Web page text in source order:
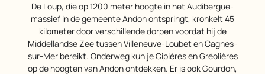
De Loup, die op 1200 meter hoogte in het Audibergue-
massief in de gemeente Andon ontspringt, kronkelt 45
kilometer door verschillende dorpen voordat hij de
Middellandse Zee tussen Villeneuve-Loubet en Cagnes-
sur-Mer bereikt. Onderweg kun je Cipières en Gréolières
op de hoogten van Andon ontdekken. Er is ook Gourdon,